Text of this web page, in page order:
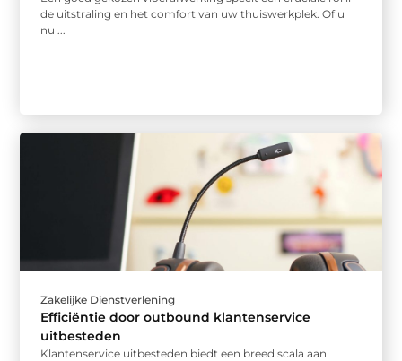
de uitstraling en het comfort van uw thuiswerkplek. Of u
nu ...
Zakelijke Dienstverlening
Efficiëntie door outbound klantenservice
uitbesteden
Klantenservice uitbesteden biedt een breed scala aan